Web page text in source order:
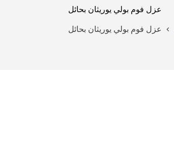
عزل فوم بولي يوريثان بحائل
عزل فوم بولي يوريثان بحائل